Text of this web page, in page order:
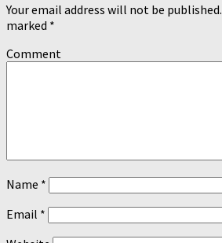
Your email address will not be published.
marked *
Comment
Name *
Email *